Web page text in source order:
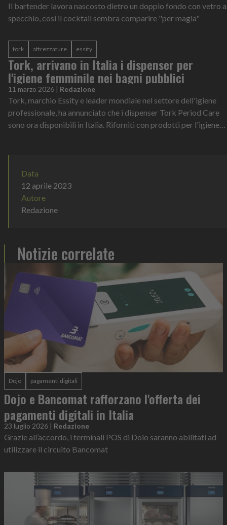
Il bartender lavora nascosto dietro un doppio fondo con vetro a
specchio, così il cocktail sembra comparire "per magia"
tork attrezzature essity
Tork, arrivano in Italia i dispenser per
l'igiene femminile nei bagni pubblici
11 marzo 2026 | Redazione
Tork, marchio Essity e leader mondiale nel settore dell'igiene
professionale, ha annunciato che i dispenser Tork Period Care
sono ora disponibili in Italia. Riforniti con prodotti per l'igiene
Data
12 aprile 2023
Autore
Redazione
Notizie correlate
Dojo pagamenti digitali
Dojo e Bancomat rafforzano l'offerta dei
pagamenti digitali in Italia
23 luglio 2026 | Redazione
Grazie all’accordo, i terminali POS di Doio saranno abilitati ad
utilizzare il circuito Bancomat